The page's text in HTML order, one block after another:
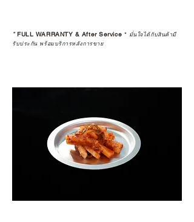
*FULL WARRANTY & After Service * มั่นใจได้กับสินค้ามี
รับประกัน พร้อมบริการหลังการขาย